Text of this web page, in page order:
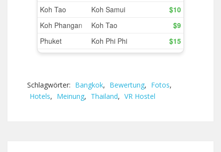
Schlagwörter: Bangkok, Bewertung, Fotos,
Hotels, Meinung, Thailand, VR Hostel